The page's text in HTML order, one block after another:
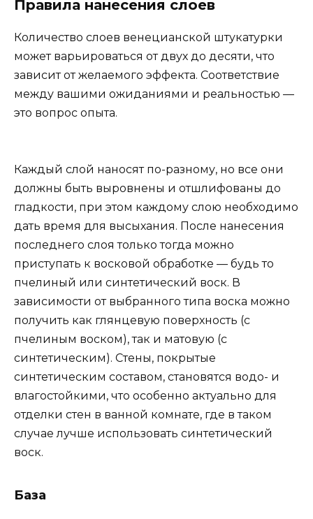
Правила нанесения слоев
Количество слоев венецианской штукатурки
может варьироваться от двух до десяти, что
зависит от желаемого эффекта. Соответствие
между вашими ожиданиями и реальностью —
это вопрос опыта.
Каждый слой наносят по-разному, но все они
должны быть выровнены и отшлифованы до
гладкости, при этом каждому слою необходимо
дать время для высыхания. После нанесения
последнего слоя только тогда можно
приступать к восковой обработке — будь то
пчелиный или синтетический воск. В
зависимости от выбранного типа воска можно
получить как глянцевую поверхность (с
пчелиным воском), так и матовую (с
синтетическим). Стены, покрытые
синтетическим составом, становятся водо- и
влагостойкими, что особенно актуально для
отделки стен в ванной комнате, где в таком
случае лучше использовать синтетический
воск.
База